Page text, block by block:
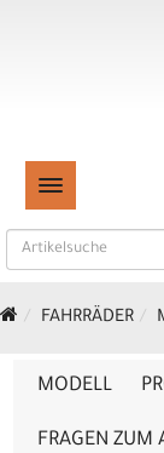
TOGGLE
FAHRRÄDER
MODELL
FRAGEN ZUM